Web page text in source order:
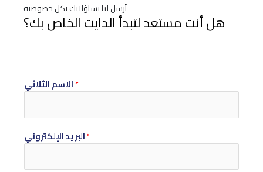
أرسل لنا تساؤلاتك بكل خصوصية
هل أنت مستعد لتبدأ الدايت الخاص بك؟
*
*